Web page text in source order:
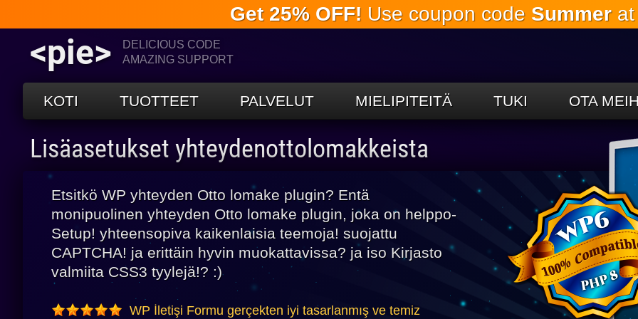
Siirry
pääsisältöön
Get 25% OFF! Use coupon code Summerat
<pie>
DELICIOUS CODE
AMAZING SUPPORT
KOTI TUOTTEET PALVELUT MIELIPITEITÄ TUKI OTA
Lisäasetukset yhteydenottolomakkeista
Etsitkö WP yhteyden Otto lomake plugin? Entä
monipuolinen yhteyden Otto lomake plugin, joka on helppo-
Setup! yhteensopiva kaikenlaisia teemoja! suojattu
CAPTCHA! ja erittäin hyvin muokattavissa? ja iso Kirjasto
valmiita CSS3 tyylejä!? :)
WP İletişi Formu gerçekten iyi tasarlanmış ve temiz